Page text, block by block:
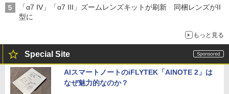
「α7 IV」「α7 III」ズームレンズキットが刷新 同梱レンズがII
型に
もっと見る
Special Site
AIスマートノートのiFLYTEK「AINOTE 2」は
なぜ魅力的なのか？